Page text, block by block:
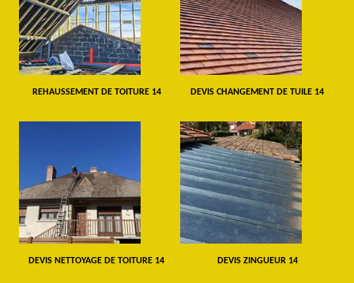
REHAUSSEMENT DE TOITURE 14 DEVIS CHANGEMENT DE TUILE 14
DEVIS NETTOYAGE DE TOITURE 14 DEVIS ZINGUEUR 14